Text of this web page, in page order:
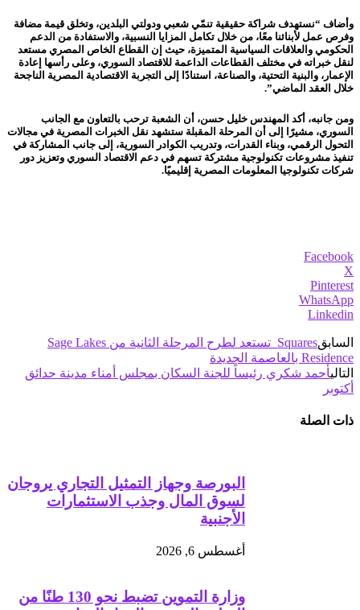
وأضاف “نستهدف شراكة حقيقية تنمّي شعبي ودولتي البلدين، وتخلق قيمة مضافة
وفرص عمل لأبنائنا معًا، من خلال تكامل المزايا النسبية، والاستفادة من الدعم
الحكومي والعلاقات السياسية المتميزة، حيث إن القطاع الخاص المصري مستعد
لنقل خبراته في مختلف القطاعات الداعمة للاقتصاد السوري، وعلى رأسها إعادة
الإعمار، والبنية التحتية، والصناعة، استنادًا إلى التجربة الاقتصادية المصرية الناجحة
خلال العقد الماضي”.
ومن جانبه، أكد المهندس خليل حسن، أن الشعبة ترحب بالتعاون مع الجانب
السوري، مشيرًا إلى أن المرحلة المقبلة ستشهد نقل الخبرات المصرية في مجالات
التحول الرقمي، وبناء القدرات، وتدريب الكوادر السورية، إلى جانب المشاركة في
تنفيذ مشروعات تكنولوجية مشتركة تسهم في دعم الاقتصاد السوري وتعزيز دور
شركات تكنولوجيا المعلومات المصرية إقليميًا.
Facebook
X
Pinterest
WhatsApp
Linkedin
السابق
Squares تستعد لطرح المرحلة الثانية من Sage Lakes
Residence بالعاصمة الجديدة
التاليأحمد شكري رئيساً للجنة السكان بمجلس أمناء مدينة حدائق
أكتوبر
ذات الصلة
البورصة وجهاز التمثيل التجاري يروجان
لسوق المال وجذب الاستثمارات
الأجنبية
أغسطس 6, 2026
وزارة التموين تضبط نحو 130 طنًا من